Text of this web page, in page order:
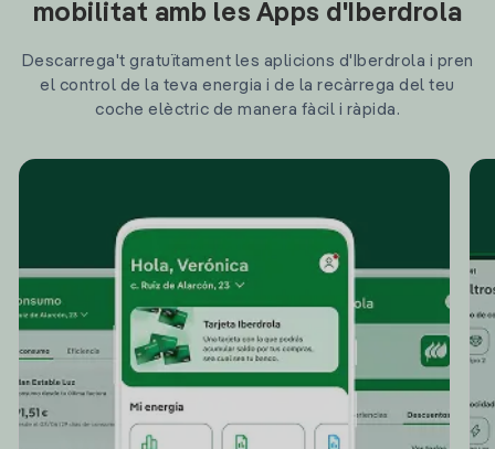
mobilitat amb les Apps d'Iberdrola
Descarrega't gratuïtament les aplicions d'Iberdrola i pren
el control de la teva energia i de la recàrrega del teu
coche elèctric de manera fàcil i ràpida.